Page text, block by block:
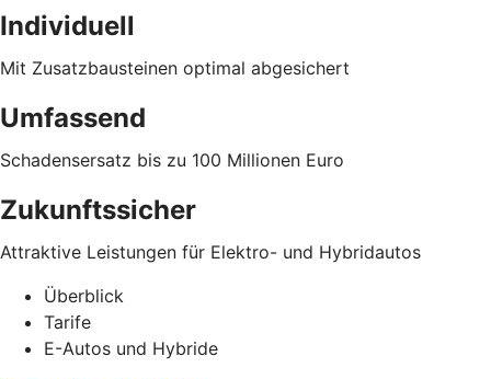
Individuell
Mit Zusatzbausteinen optimal abgesichert
Umfassend
Schadensersatz bis zu 100 Millionen Euro
Zukunftssicher
Attraktive Leistungen für Elektro- und Hybridautos
Überblick
Tarife
E-Autos und Hybride